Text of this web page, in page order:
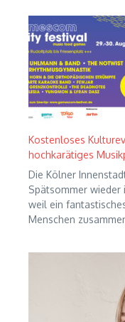
Kostenloses
hochkarätiges
Die Kölner
Spätsommer wieder
weil ein
Menschen